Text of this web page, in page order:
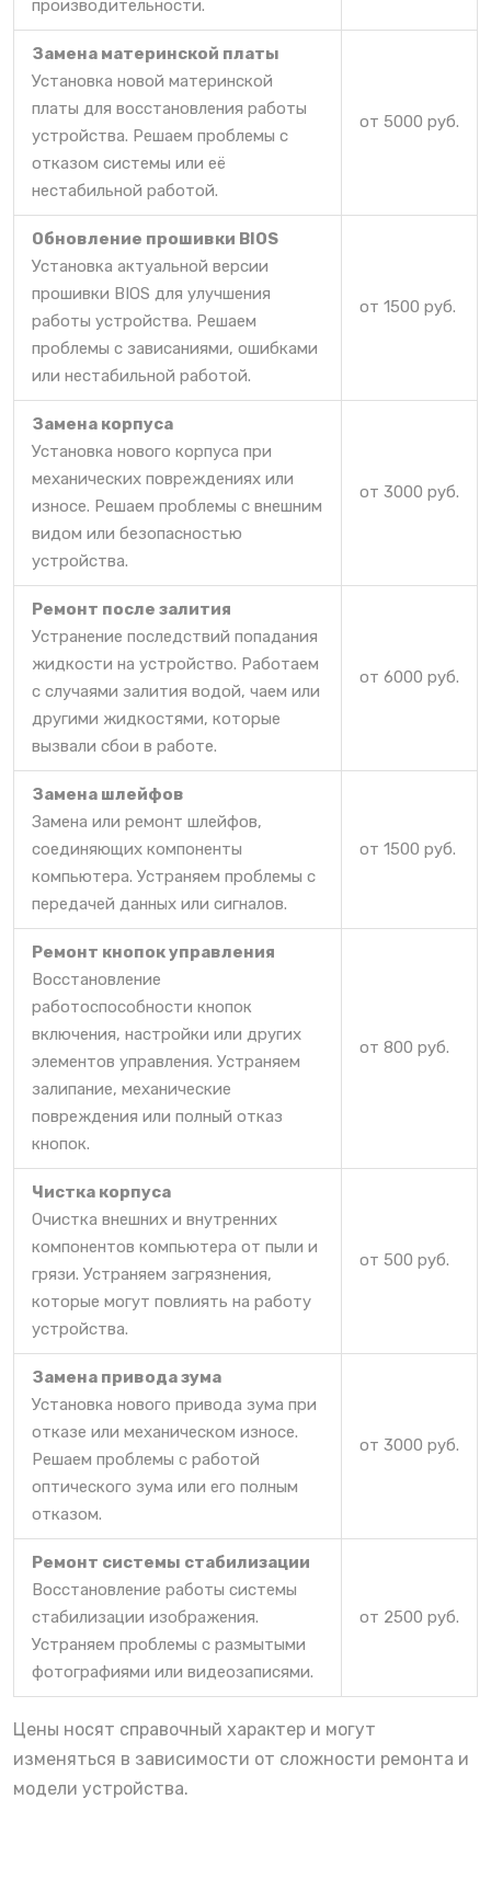
производительности.
Замена материнской платы
Установка новой материнской
платы для восстановления работы
устройства. Решаем проблемы с
отказом системы или её
нестабильной работой.
от 5000 руб.
Обновление прошивки BIOS
Установка актуальной версии
прошивки BIOS для улучшения
работы устройства. Решаем
проблемы с зависаниями, ошибками
или нестабильной работой.
от 1500 руб.
Замена корпуса
Установка нового корпуса при
механических повреждениях или
износе. Решаем проблемы с внешним
видом или безопасностью
устройства.
от 3000 руб.
Ремонт после залития
Устранение последствий попадания
жидкости на устройство. Работаем
с случаями залития водой, чаем или
другими жидкостями, которые
вызвали сбои в работе.
от 6000 руб.
Замена шлейфов
Замена или ремонт шлейфов,
соединяющих компоненты
компьютера. Устраняем проблемы с
передачей данных или сигналов.
от 1500 руб.
Ремонт кнопок управления
Восстановление
работоспособности кнопок
включения, настройки или других
элементов управления. Устраняем
залипание, механические
повреждения или полный отказ
кнопок.
от 800 руб.
Чистка корпуса
Очистка внешних и внутренних
компонентов компьютера от пыли и
грязи. Устраняем загрязнения,
которые могут повлиять на работу
устройства.
от 500 руб.
Замена привода зума
Установка нового привода зума при
отказе или механическом износе.
Решаем проблемы с работой
оптического зума или его полным
отказом.
от 3000 руб.
Ремонт системы стабилизации
Восстановление работы системы
стабилизации изображения.
Устраняем проблемы с размытыми
фотографиями или видеозаписями.
от 2500 руб.
Цены носят справочный характер и могут
изменяться в зависимости от сложности ремонта и
модели устройства.